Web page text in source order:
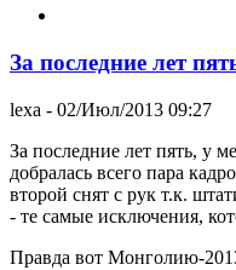
За последние лет
lexa - 02/Июл/2013 09:27
За последние лет пять, у
добралась всего пара
второй снят с рук т.к.
- те самые исключения,
Правда вот Монголию-